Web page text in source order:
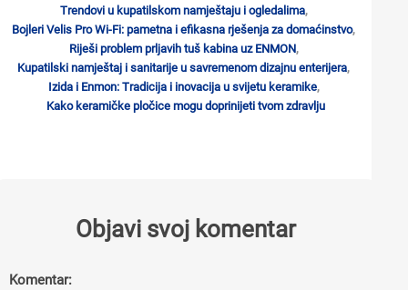
Trendovi u kupatilskom namještaju i ogledalima,
Bojleri Velis Pro Wi-Fi: pametna i efikasna rješenja za domaćinstvo,
Riješi problem prljavih tuš kabina uz ENMON,
Kupatilski namještaj i sanitarije u savremenom dizajnu enterijera,
Izida i Enmon: Tradicija i inovacija u svijetu keramike,
Kako keramičke pločice mogu doprinijeti tvom zdravlju
Objavi svoj komentar
Komentar: